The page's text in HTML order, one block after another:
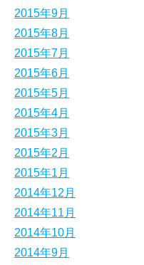
2015年9月
2015年8月
2015年7月
2015年6月
2015年5月
2015年4月
2015年3月
2015年2月
2015年1月
2014年12月
2014年11月
2014年10月
2014年9月